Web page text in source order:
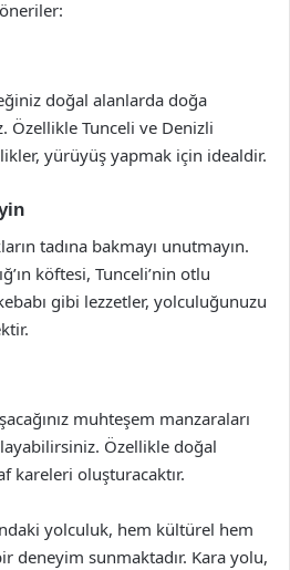
doğal alanlarda doğa
Tunceli ve Denizli
yürüyüş yapmak için idealdir.
tadına bakmayı unutmayın.
köftesi, Tunceli’nin otlu
gibi lezzetler, yolculuğunuzu
muhteşem manzaraları
Özellikle doğal
kareleri oluşturacaktır.
yolculuk, hem kültürel hem
deneyim sunmaktadır. Kara yolu,